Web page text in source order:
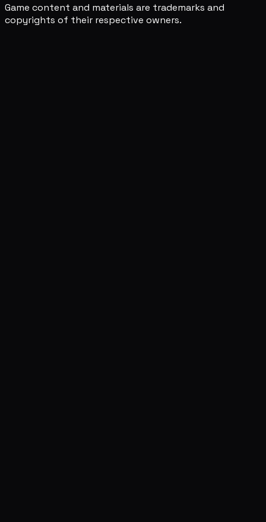
Game content and materials are trademarks and
copyrights of their respective owners.